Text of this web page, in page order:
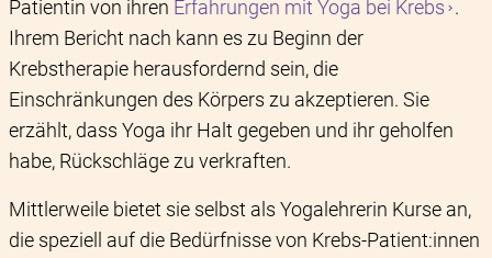
Patientin von ihren Erfahrungen mit Yoga bei Krebs .
Ihrem Bericht nach kann es zu Beginn der
Krebstherapie herausfordernd sein, die
Einschränkungen des Körpers zu akzeptieren. Sie
erzählt, dass Yoga ihr Halt gegeben und ihr geholfen
habe, Rückschläge zu verkraften.
Mittlerweile bietet sie selbst als Yogalehrerin Kurse an,
die speziell auf die Bedürfnisse von Krebs-Patient:innen